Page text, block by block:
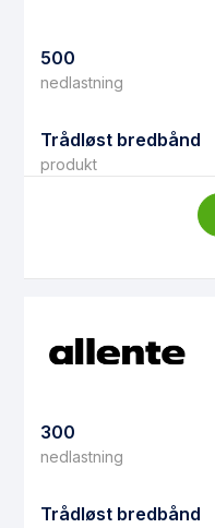
500
nedlastning
Trådløst bredbånd
produkt
300
nedlastning
Trådløst bredbånd